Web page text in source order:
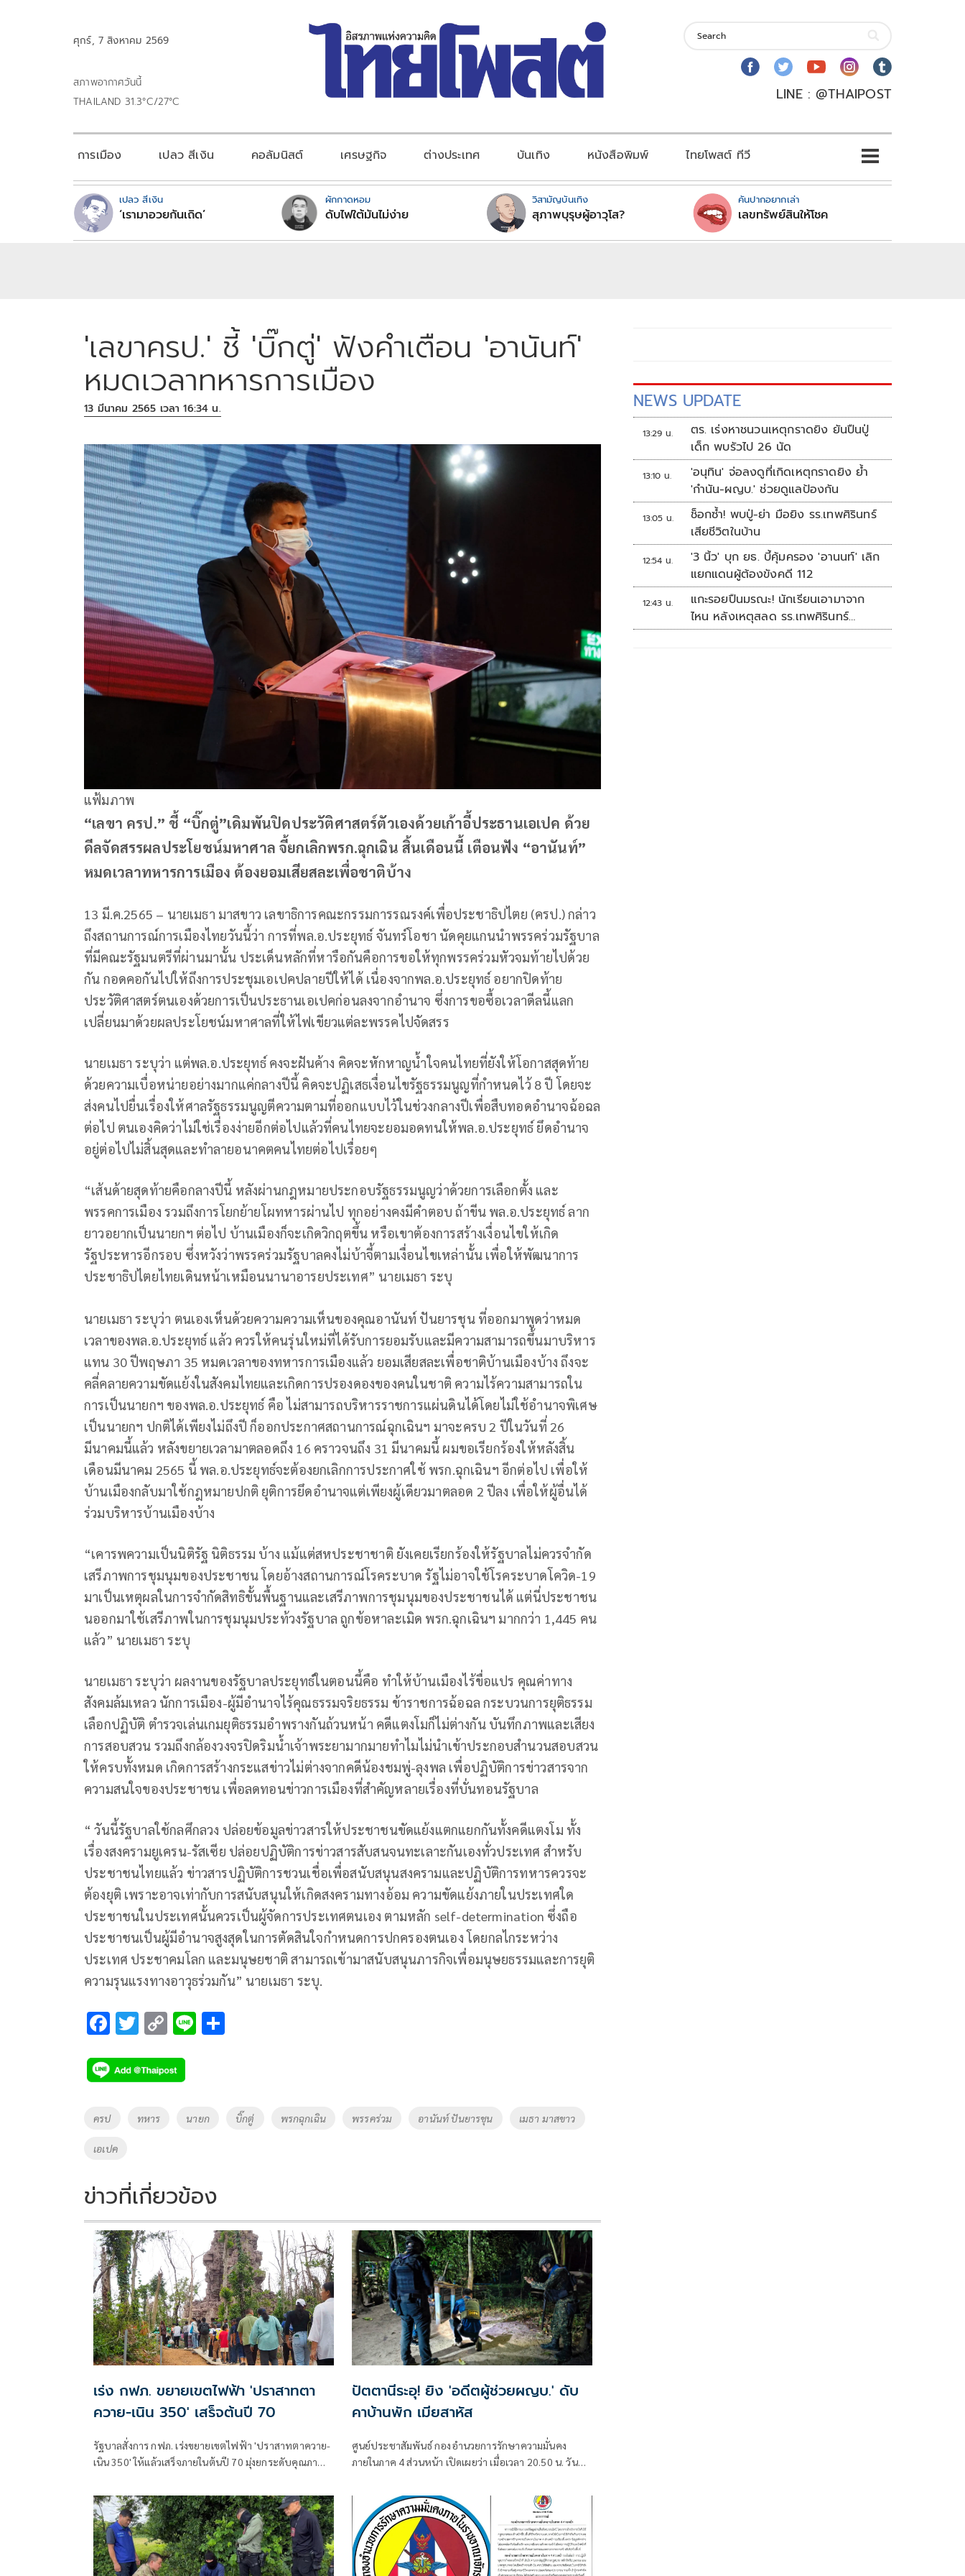
ศุกร์, 7 สิงหาคม 2569
สภาพอากาศวันนี้
THAILAND 31.3°C/27°C
LINE : @THAIPOST
การเมือง เปลว สีเงิน คอลัมนิสต์ เศรษฐกิจ ต่างประเทศ บันเทิง หนังสือพิมพ์ ไทยโพสต์ ทีวี
เปลว สีเงิน
‘เรามาอวยกันเถิด’
ผักกาดหอม
ดับไฟใต้มันไม่ง่าย
วิสามัญบันเทิง
สุภาพบุรุษผู้อาวุโส?
คันปากอยากเล่า
เลขทรัพย์สินให้โชค
'เลขาครป.' ชี้ 'บิ๊กตู่' ฟังคำเตือน 'อานันท์'
หมดเวลาทหารการเมือง
13 มีนาคม 2565 เวลา 16:34 น.
แฟ้มภาพ
“เลขา ครป.” ชี้ “บิ๊กตู่”เดิมพันปิดประวัติศาสตร์ตัวเองด้วยเก้าอี้ประธานเอเปค ด้วย
ดีลจัดสรรผลประโยชน์มหาศาล จี้ยกเลิกพรก.ฉุกเฉิน สิ้นเดือนนี้ เตือนฟัง “อานันท์”
หมดเวลาทหารการเมือง ต้องยอมเสียสละเพื่อชาติบ้าง
13 มี.ค.2565 – นายเมธา มาสขาว เลขาธิการคณะกรรมการรณรงค์เพื่อประชาธิปไตย (ครป.) กล่าว
ถึงสถานการณ์การเมืองไทยวันนี้ว่า การที่พล.อ.ประยุทธ์ จันทร์โอชา นัดคุยแกนนำพรรคร่วมรัฐบาล
ที่มีคณะรัฐมนตรีที่ผ่านมานั้น ประเด็นหลักที่หารือกันคือการขอให้ทุกพรรคร่วมหัวจมท้ายไปด้วย
กัน กอดคอกันไปให้ถึงการประชุมเอเปคปลายปีให้ได้ เนื่องจากพล.อ.ประยุทธ์ อยากปิดท้าย
ประวัติศาสตร์ตนเองด้วยการเป็นประธานเอเปคก่อนลงจากอำนาจ ซึ่งการขอซื้อเวลาดีลนี้แลก
เปลี่ยนมาด้วยผลประโยชน์มหาศาลที่ให้ไฟเขียวแต่ละพรรคไปจัดสรร
นายเมธา ระบุว่า แต่พล.อ.ประยุทธ์ คงจะฝันค้าง คิดจะหักหาญน้ำใจคนไทยที่ยังให้โอกาสสุดท้าย
ด้วยความเบื่อหน่ายอย่างมากแค่กลางปีนี้ คิดจะปฏิเสธเงื่อนไขรัฐธรรมนูญที่กำหนดไว้ 8 ปี โดยจะ
ส่งคนไปยื่นเรื่องให้ศาลรัฐธรรมนูญตีความตามที่ออกแบบไว้ในช่วงกลางปีเพื่อสืบทอดอำนาจฉ้อฉล
ต่อไป ตนเองคิดว่าไม่ใช่เรื่องง่ายอีกต่อไปแล้วที่คนไทยจะยอมอดทนให้พล.อ.ประยุทธ์ ยึดอำนาจ
อยู่ต่อไปไม่สิ้นสุดและทำลายอนาคตคนไทยต่อไปเรื่อยๆ
“เส้นด้ายสุดท้ายคือกลางปีนี้ หลังผ่านกฎหมายประกอบรัฐธรรมนูญว่าด้วยการเลือกตั้ง และ
พรรคการเมือง รวมถึงการโยกย้ายโผทหารผ่านไป ทุกอย่างคงมีคำตอบ ถ้าขีน พล.อ.ประยุทธ์ ลาก
ยาวอยากเป็นนายกฯ ต่อไป บ้านเมืองก็จะเกิดวิกฤตขึ้น หรือเขาต้องการสร้างเงื่อนไขให้เกิด
รัฐประหารอีกรอบ ซึ่งหวังว่าพรรคร่วมรัฐบาลคงไม่บ้าจี้ตามเงื่อนไขเหล่านั้น เพื่อให้พัฒนาการ
ประชาธิปไตยไทยเดินหน้าเหมือนนานาอารยประเทศ” นายเมธา ระบุ
นายเมธา ระบุว่า ตนเองเห็นด้วยความความเห็นของคุณอานันท์ ปันยารชุน ที่ออกมาพูดว่าหมด
เวลาของพล.อ.ประยุทธ์ แล้ว ควรให้คนรุ่นใหม่ที่ได้รับการยอมรับและมีความสามารถขึ้นมาบริหาร
แทน 30 ปีพฤษภา 35 หมดเวลาของทหารการเมืองแล้ว ยอมเสียสละเพื่อชาติบ้านเมืองบ้าง ถึงจะ
คลี่คลายความขัดแย้งในสังคมไทยและเกิดการปรองดองของคนในชาติ ความไร้ความสามารถใน
การเป็นนายกฯ ของพล.อ.ประยุทธ์ คือ ไม่สามารถบริหารราชการแผ่นดินได้โดยไม่ใช้อำนาจพิเศษ
เป็นนายกฯ ปกติได้เพียงไม่ถึงปี ก็ออกประกาศสถานการณ์ฉุกเฉินฯ มาจะครบ 2 ปีในวันที่ 26
มีนาคมนี้แล้ว หลังขยายเวลามาตลอดถึง 16 คราวจนถึง 31 มีนาคมนี้ ผมขอเรียกร้องให้หลังสิ้น
เดือนมีนาคม 2565 นี้ พล.อ.ประยุทธ์จะต้องยกเลิกการประกาศใช้ พรก.ฉุกเฉินฯ อีกต่อไป เพื่อให้
บ้านเมืองกลับมาใช้กฎหมายปกติ ยุติการยึดอำนาจแต่เพียงผู้เดียวมาตลอด 2 ปีลง เพื่อให้ผู้อื่นได้
ร่วมบริหารบ้านเมืองบ้าง
“เคารพความเป็นนิติรัฐ นิติธรรม บ้าง แม้แต่สหประชาชาติ ยังเคยเรียกร้องให้รัฐบาลไม่ควรจำกัด
เสรีภาพการชุมนุมของประชาชน โดยอ้างสถานการณ์โรคระบาด รัฐไม่อาจใช้โรคระบาดโควิด-19
มาเป็นเหตุผลในการจำกัดสิทธิขั้นพื้นฐานและเสรีภาพการชุมนุมของประชาชนได้ แต่นี่ประชาชน
นออกมาใช้เสรีภาพในการชุมนุมประท้วงรัฐบาล ถูกข้อหาละเมิด พรก.ฉุกเฉินฯ มากกว่า 1,445 คน
แล้ว” นายเมธา ระบุ
นายเมธา ระบุว่า ผลงานของรัฐบาลประยุทธ์ในตอนนี้คือ ทำให้บ้านเมืองไร้ขื่อแปร คุณค่าทาง
สังคมล้มเหลว นักการเมือง-ผู้มีอำนาจไร้คุณธรรมจริยธรรม ข้าราชการฉ้อฉล กระบวนการยุติธรรม
เลือกปฏิบัติ ตำรวจเล่นเกมยุติธรรมอำพรางกันถ้วนหน้า คดีแตงโมก็ไม่ต่างกัน บันทึกภาพและเสียง
การสอบสวน รวมถึงกล้องวงจรปิดริมน้ำเจ้าพระยามากมายทำไมไม่นำเข้าประกอบสำนวนสอบสวน
ให้ครบทั้งหมด เกิดการสร้างกระแสข่าวไม่ต่างจากคดีน้องชมพู่-ลุงพล เพื่อปฏิบัติการข่าวสารจาก
ความสนใจของประชาชน เพื่อลดทอนข่าวการเมืองที่สำคัญหลายเรื่องที่บั่นทอนรัฐบาล
“ วันนี้รัฐบาลใช้กลศึกลวง ปล่อยข้อมูลข่าวสารให้ประชาชนขัดแย้งแตกแยกกันทั้งคดีแตงโม ทั้ง
เรื่องสงครามยูเครน-รัสเซีย ปล่อยปฏิบัติการข่าวสารสับสนจนทะเลาะกันเองทั่วประเทศ สำหรับ
ประชาชนไทยแล้ว ข่าวสารปฏิบัติการชวนเชื่อเพื่อสนับสนุนสงครามและปฏิบัติการทหารควรจะ
ต้องยุติ เพราะอาจเท่ากับการสนับสนุนให้เกิดสงครามทางอ้อม ความขัดแย้งภายในประเทศใด
ประชาชนในประเทศนั้นควรเป็นผู้จัดการประเทศตนเอง ตามหลัก self-determination ซึ่งถือ
ประชาชนเป็นผู้มีอำนาจสูงสุดในการตัดสินใจกำหนดการปกครองตนเอง โดยกลไกระหว่าง
ประเทศ ประชาคมโลก และมนุษยชาติ สามารถเข้ามาสนับสนุนภารกิจเพื่อมนุษยธรรมและการยุติ
ความรุนแรงทางอาวุธร่วมกัน” นายเมธา ระบุ.
F
e
b
o
o
k
T
tt
er
C
p
y
Li
Li
Tags
ครป ทหาร นายก บิ๊กตู่ พรกฉุกเฉิน พรรคร่วม อานันท์ ปันยารชุน เมธา มาสขาว
เอเปค
ข่าวที่เกี่ยวข้อง
เร่ง กฟภ. ขยายเขตไฟฟ้า 'ปราสาทตา
ควาย-เนิน 350' เสร็จต้นปี 70
รัฐบาลสั่งการ กฟภ. เร่งขยายเขตไฟฟ้า 'ปราสาทตาควาย-
เนิน 350' ให้แล้วเสร็จภายในต้นปี 70 มุ่งยกระดับคุณภาพ
ชายแดน
ปัตตานีระอุ! ยิง 'อดีตผู้ช่วยผญบ.' ดับ
คาบ้านพัก เมียสาหัส
ศูนย์ประชาสัมพันธ์ กองอำนวยการรักษาความมั่นคง
ภายในภาค 4 ส่วนหน้า เปิดเผยว่า เมื่อเวลา 20.50 น. วันที่
ลอบยิงนายรียะ อาแว อดีตผู้ช่วยผู้ใหญ่บ้านหมู่ที่ 5
NEWS UPDATE
13:29 น.
ตร. เร่งหาชนวนเหตุกราดยิง ยันปืนปู่
เด็ก พบรัวไป 26 นัด
13:10 น.
'อนุทิน' จ่อลงดูที่เกิดเหตุกราดยิง ย้ำ
'กำนัน-ผญบ.' ช่วยดูแลป้องกัน
13:05 น.
ช็อกซ้ำ! พบปู่-ย่า มือยิง รร.เทพศิรินทร์
เสียชีวิตในบ้าน
12:54 น.
'3 นิ้ว' บุก ยธ. บี้คุ้มครอง 'อานนท์' เลิก
แยกแดนผู้ต้องขังคดี 112
12:43 น.
แกะรอยปืนมรณะ! นักเรียนเอามาจาก
ไหน หลังเหตุสลด รร.เทพศิรินทร์
นนทบุรี